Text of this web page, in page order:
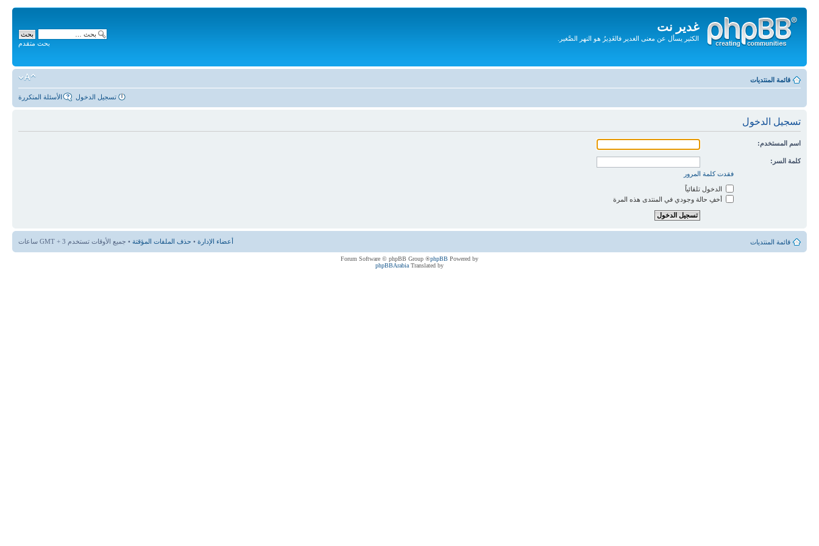
غدير نت
الكثير يسأل عن معنى الغدير فالغَدِيرُ هو النهر الصَّغير.
المحتويات
بحث متقدم
قائمة المنتديات
الأسئلة المتكررة تسجيل الدخول
تسجيل الدخول
اسم المستخدم:
كلمة السر:
فقدت كلمة المرور
الدخول تلقائياً
أخفِ حالة وجودي في المنتدى هذه المرة
قائمة المنتديات أعضاء الإدارة • حذف الملفات المؤقتة • جميع الأوقات تستخدم GMT + 3 ساعات
Powered by
phpBB
® Forum Software © phpBB Group
Translated by
phpBBArabia